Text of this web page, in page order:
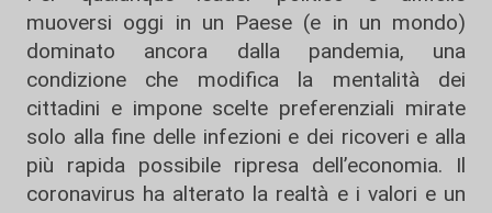
muoversi oggi in un Paese (e in un mondo)
dominato ancora dalla pandemia, una
condizione che modifica la mentalità dei
cittadini e impone scelte preferenziali mirate
solo alla fine delle infezioni e dei ricoveri e alla
più rapida possibile ripresa dell’economia. Il
coronavirus ha alterato la realtà e i valori e un